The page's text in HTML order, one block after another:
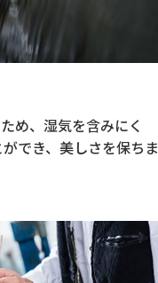
め、湿気を含みにく
でき、美しさを保ちま